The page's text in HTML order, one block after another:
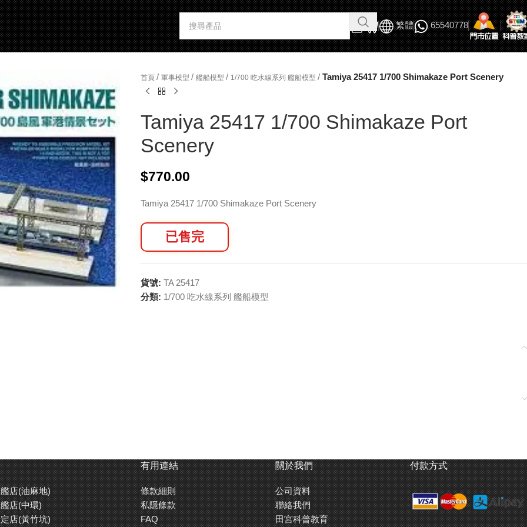
繁體 65540778
首頁 / 軍事模型 / 艦船模型 / 1/700 吃水線系列 艦船模型 / Tamiya 25417 1/700 Shimakaze Port Scenery
Tamiya 25417 1/700 Shimakaze Port
Scenery
$770.00
Tamiya 25417 1/700 Shimakaze Port Scenery
已售完
貨號: TA 25417
分類: 1/700 吃水線系列 艦船模型
店(油麻地)
店(中環)
店(黃竹坑)
有用連結
條款細則
私隱條款
FAQ
關於我們
公司資料
聯絡我們
田宮科普教育
付款方式